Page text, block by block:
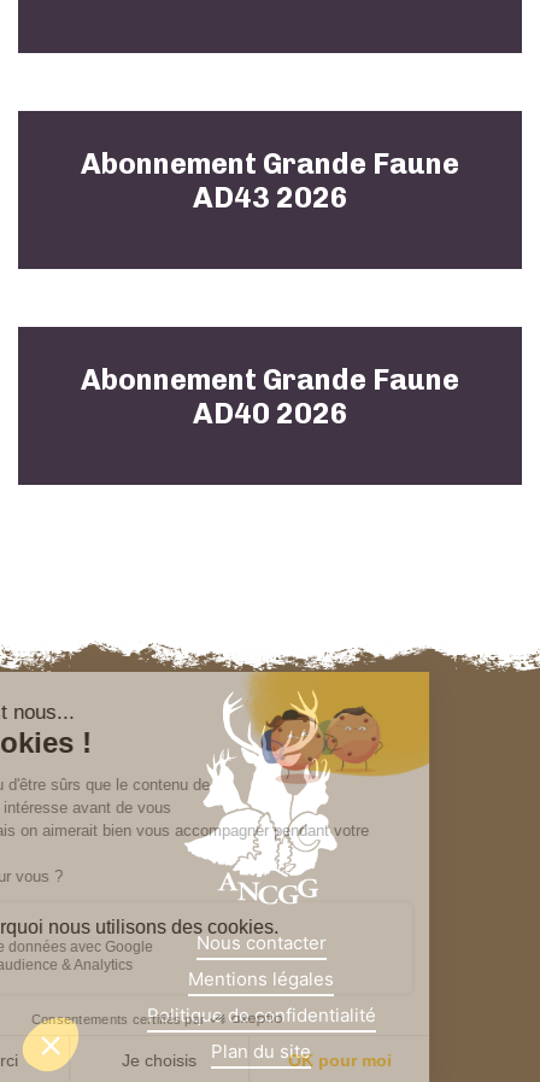
Abonnement Grande Faune
AD43 2026
Abonnement Grande Faune
AD40 2026
Nous contacter
Mentions légales
Politique de confidentialité
Plan du site